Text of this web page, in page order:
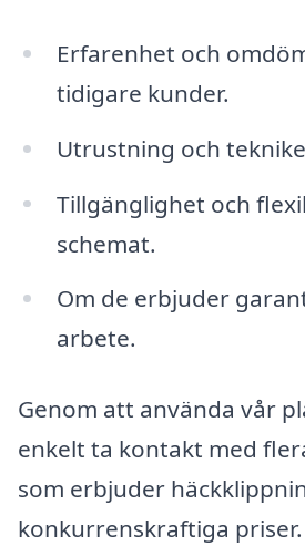
Erfarenhet och
tidigare kunder.
Utrustning och
Tillgänglighet och
schemat.
Om de erbjuder
arbete.
Genom att använda vår
enkelt ta kontakt med
som erbjuder
konkurrenskraftiga